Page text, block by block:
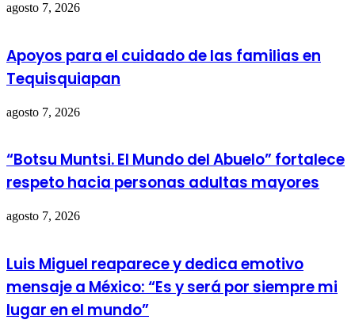
agosto 7, 2026
Apoyos para el cuidado de las familias en
Tequisquiapan
agosto 7, 2026
“Botsu Muntsi. El Mundo del Abuelo” fortalece
respeto hacia personas adultas mayores
agosto 7, 2026
Luis Miguel reaparece y dedica emotivo
mensaje a México: “Es y será por siempre mi
lugar en el mundo”